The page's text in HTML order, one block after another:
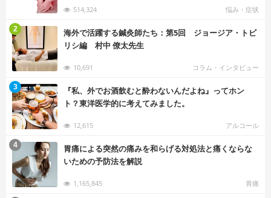
514,324 悩み・症状
海外で活躍する鍼灸師たち：第5回 ジョージア・トビ
リシ編 村中 僚太先生
10,691 コラム・インタビュー
2
『私、外でお酒飲むと酔わないんだよね』ってホン
ト？東洋医学的に考えてみました。
12,615 アルコール
3
胃痛による突然の痛みを和らげる対処法と痛くならな
いための予防法を解説
1,165,845 胃痛
4